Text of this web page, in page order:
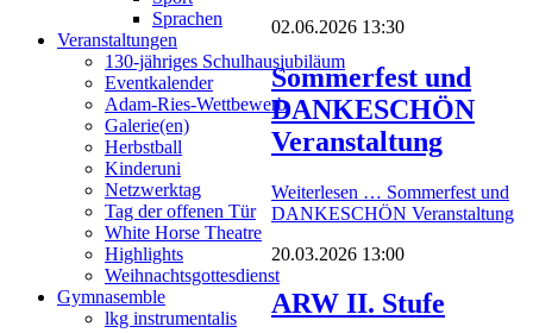
Sprachen
Veranstaltungen
130-jähriges Schulhausjubiläum
Eventkalender
Adam-Ries-Wettbewerb
Galerie(en)
Herbstball
Kinderuni
Netzwerktag
Tag der offenen Tür
White Horse Theatre
Highlights
Weihnachtsgottesdienst
Gymnasemble
lkg instrumentalis
02.06.2026 13:30
Sommerfest und
DANKESCHÖN
Veranstaltung
Weiterlesen … Sommerfest und
DANKESCHÖN Veranstaltung
20.03.2026 13:00
ARW II. Stufe